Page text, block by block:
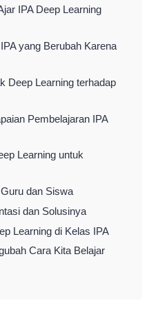
IPA Deep Learning
yang Berubah Karena
Deep Learning terhadap
Pembelajaran IPA
Learning untuk
dan Siswa
dan Solusinya
Learning di Kelas IPA
Cara Kita Belajar